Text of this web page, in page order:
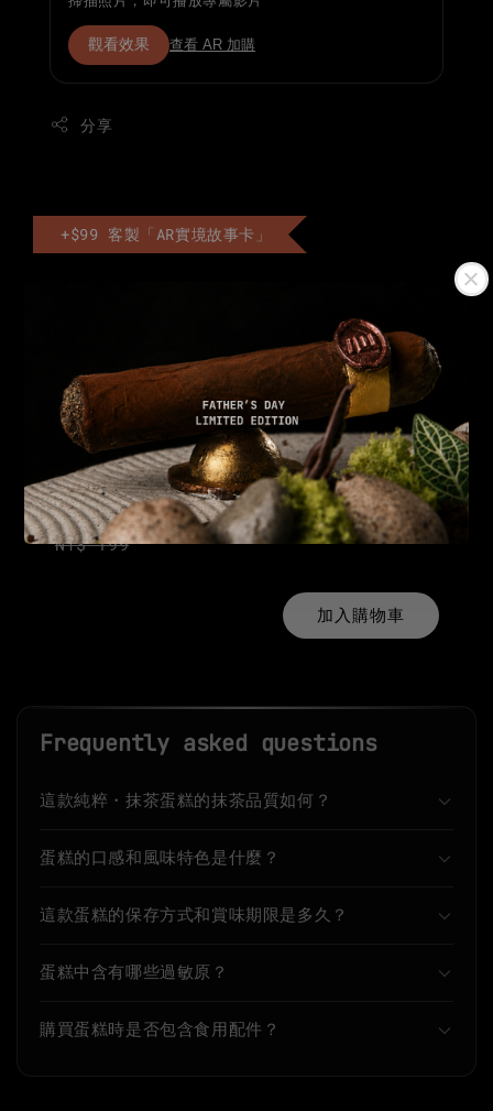
觀看效果 查看 AR 加購
分享
+$99 客製「AR實境故事卡」
AR實境卡
NT$ 99
NT$ 199
- +
加入購物車
Frequently asked questions
這款純粹・抹茶蛋糕的抹茶品質如何？
蛋糕的口感和風味特色是什麼？
這款蛋糕的保存方式和賞味期限是多久？
蛋糕中含有哪些過敏原？
購買蛋糕時是否包含食用配件？